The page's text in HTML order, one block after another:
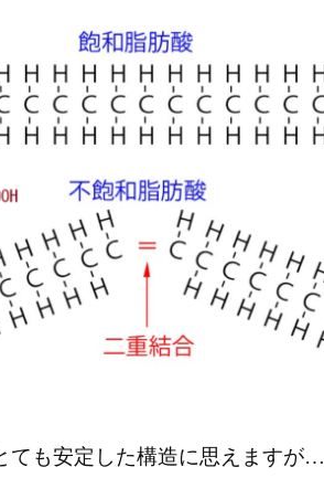
ても安定した構造に思えますが…